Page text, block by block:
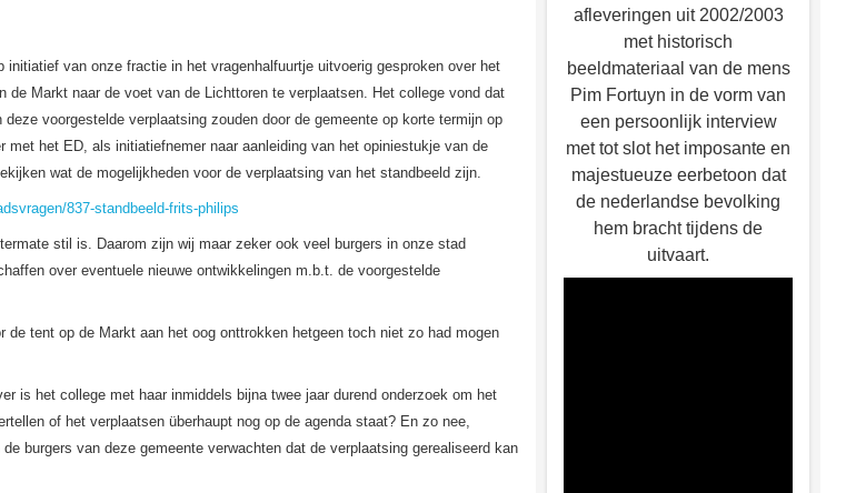
initiatief van onze fractie in het vragenhalfuurtje uitvoerig gesproken over het
de Markt naar de voet van de Lichttoren te verplaatsen. Het college vond dat
voorgestelde verplaatsing zouden door de gemeente op korte termijn op
met het ED, als initiatiefnemer naar aanleiding van het opiniestukje van de
wat de mogelijkheden voor de verplaatsing van het standbeeld zijn.
837-standbeeld-frits-philips
stil is. Daarom zijn wij maar zeker ook veel burgers in onze stad
over eventuele nieuwe ontwikkelingen m.b.t. de voorgestelde
de tent op de Markt aan het oog onttrokken hetgeen toch niet zo had mogen
is het college met haar inmiddels bijna twee jaar durend onderzoek om het
of het verplaatsen überhaupt nog op de agenda staat? En zo nee,
burgers van deze gemeente verwachten dat de verplaatsing gerealiseerd kan
afleveringen uit 2002/2003
met historisch
beeldmateriaal van de mens
Pim Fortuyn in de vorm van
een persoonlijk interview
met tot slot het imposante en
majestueuze eerbetoon dat
de nederlandse bevolking
hem bracht tijdens de
uitvaart.